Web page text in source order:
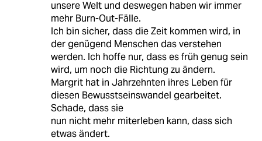
unsere Welt und deswegen haben wir immer
mehr Burn-Out-Fälle.
Ich bin sicher, dass die Zeit kommen wird, in
der genügend Menschen das verstehen
werden. Ich hoffe nur, dass es früh genug sein
wird, um noch die Richtung zu ändern.
Margrit hat in Jahrzehnten ihres Leben für
diesen Bewusstseinswandel gearbeitet.
Schade, dass sie
nun nicht mehr miterleben kann, dass sich
etwas ändert.